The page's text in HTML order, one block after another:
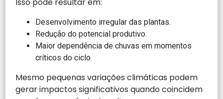
Isso pode resultar em:
Desenvolvimento irregular das plantas.
Redução do potencial produtivo.
Maior dependência de chuvas em momentos
críticos do ciclo.
Mesmo pequenas variações climáticas podem
gerar impactos significativos quando coincidem